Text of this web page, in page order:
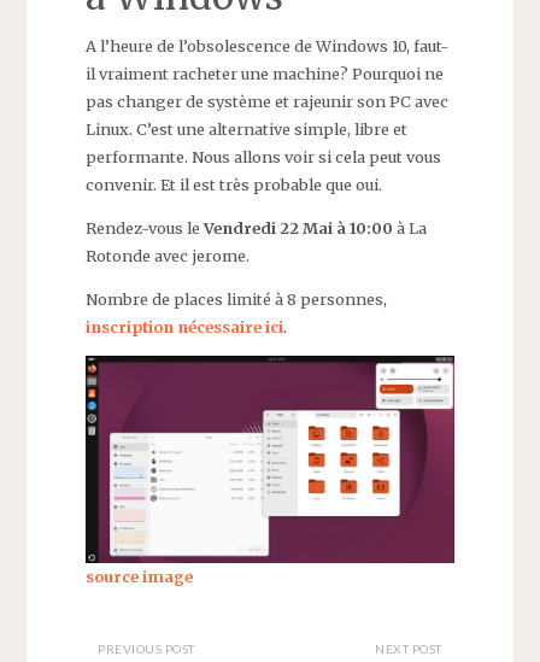
A l’heure de l’obsolescence de Windows 10, faut-
il vraiment racheter une machine? Pourquoi ne
pas changer de système et rajeunir son PC avec
Linux. C’est une alternative simple, libre et
performante. Nous allons voir si cela peut vous
convenir. Et il est très probable que oui.
Rendez-vous leVendredi 22 Mai à 10:00 à La
Rotonde avec jerome.
Nombre de places limité à 8 personnes,
inscription nécessaire ici.
source image
PREVIOUS POST NEXT POST